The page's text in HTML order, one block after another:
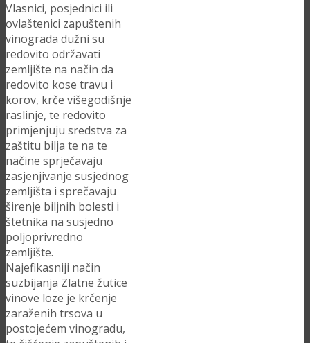
Vlasnici, posjednici ili
ovlaštenici zapuštenih
vinograda dužni su
redovito održavati
zemljište na način da
redovito kose travu i
korov, krče višegodišnje
raslinje, te redovito
primjenjuju sredstva za
zaštitu bilja te na te
načine sprječavaju
zasjenjivanje susjednog
zemljišta i sprečavaju
širenje biljnih bolesti i
štetnika na susjedno
poljoprivredno
zemljište.
Najefikasniji način
suzbijanja Zlatne žutice
vinove loze je krčenje
zaraženih trsova u
postojećem vinogradu,